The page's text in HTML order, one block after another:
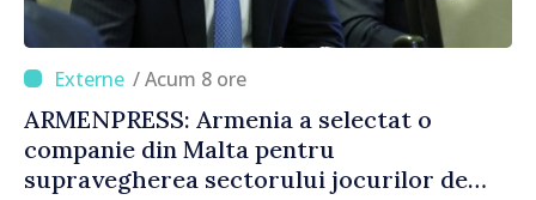
/ Acum 8 ore
ARMENPRESS: Armenia a selectat o
companie din Malta pentru
supravegherea sectorului jocurilor de